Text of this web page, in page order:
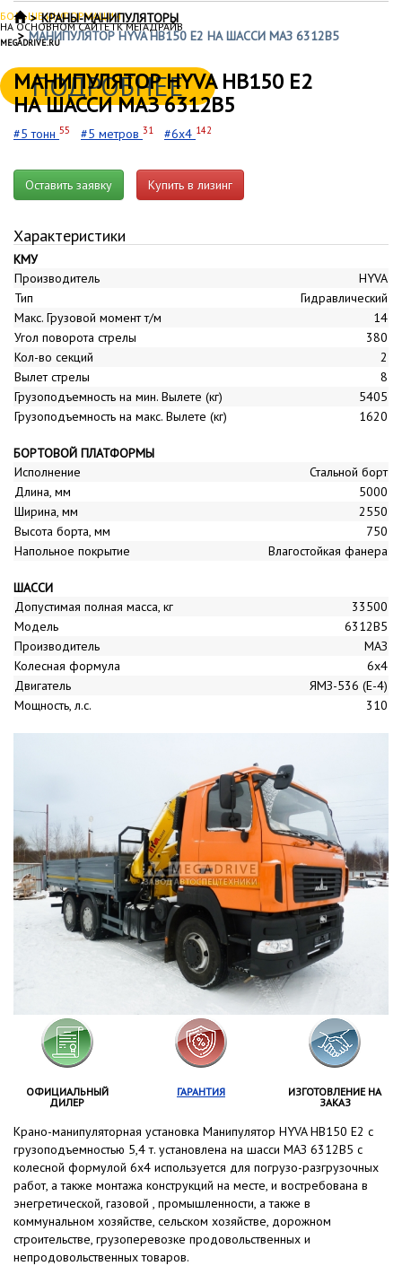
БОЛЬШЕ ИНФОРМАЦИИ
НА ОСНОВНОМ САЙТЕ ГК МЕГАДРАЙВ
MEGADRIVE.RU
ПОДРОБНЕЕ
КРАНЫ-МАНИПУЛЯТОРЫ
МАНИПУЛЯТОР HYVA HB150 E2 НА ШАССИ МАЗ 6312B5
МАНИПУЛЯТОР HYVA HB150 E2
НА ШАССИ МАЗ 6312B5
#5 тонн 55 #5 метров 31 #6x4 142
Оставить заявку Купить в лизинг
Характеристики
КМУ
Производитель
HYVA
Тип
Гидравлический
Макс. Грузовой момент т/м
14
Угол поворота стрелы
380
Кол-во секций
2
Вылет стрелы
8
Грузоподъемность на мин. Вылете (кг)
5405
Грузоподъемность на макс. Вылете (кг)
1620
БОРТОВОЙ ПЛАТФОРМЫ
Исполнение
Стальной борт
Длина, мм
5000
Ширина, мм
2550
Высота борта, мм
750
Напольное покрытие
Влагостойкая фанера
ШАССИ
Допустимая полная масса, кг
33500
Модель
6312B5
Производитель
МАЗ
Колесная формула
6x4
Двигатель
ЯМЗ-536 (Е-4)
Мощность, л.с.
310
ОФИЦИАЛЬНЫЙ
ДИЛЕР
ГАРАНТИЯ
ИЗГОТОВЛЕНИЕ НА
ЗАКАЗ
Крано-манипуляторная установка Манипулятор HYVA HB150 E2 с
грузоподъемностью 5,4 т. установлена на шасси МАЗ 6312B5 с
колесной формулой 6x4 используется для погрузо-разгрузочных
работ, а также монтажа конструкций на месте, и востребована в
энегретической, газовой , промышленности, а также в
коммунальном хозяйстве, сельском хозяйстве, дорожном
строительстве, грузоперевозке продовольственных и
непродовольственных товаров.